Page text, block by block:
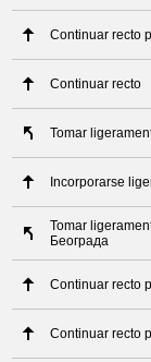
Continuar recto
Continuar recto
Tomar
Incorporarse
Tomar
Београда
Continuar recto
Continuar recto